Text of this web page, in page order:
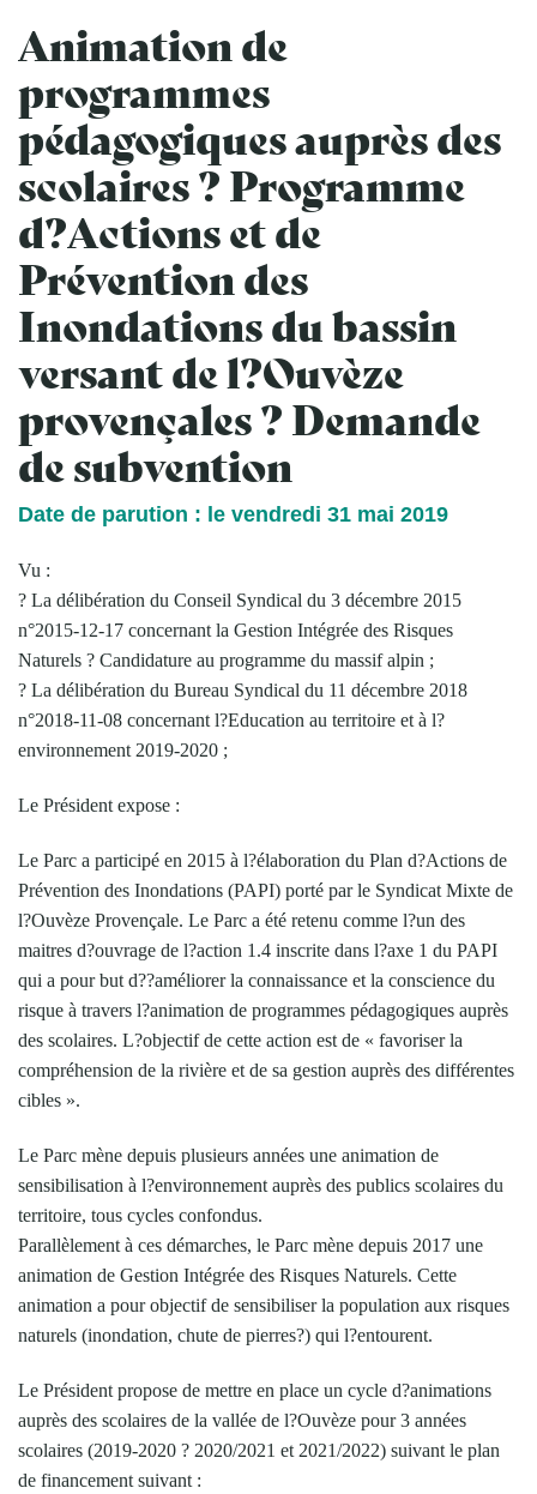
Animation de
programmes
pédagogiques auprès des
scolaires ? Programme
d?Actions et de
Prévention des
Inondations du bassin
versant de l?Ouvèze
provençales ? Demande
de subvention
Date de parution : le vendredi 31 mai 2019
Vu :
? La délibération du Conseil Syndical du 3 décembre 2015
n°2015-12-17 concernant la Gestion Intégrée des Risques
Naturels ? Candidature au programme du massif alpin ;
? La délibération du Bureau Syndical du 11 décembre 2018
n°2018-11-08 concernant l?Education au territoire et à l?
environnement 2019-2020 ;
Le Président expose :
Le Parc a participé en 2015 à l?élaboration du Plan d?Actions de
Prévention des Inondations (PAPI) porté par le Syndicat Mixte de
l?Ouvèze Provençale. Le Parc a été retenu comme l?un des
maitres d?ouvrage de l?action 1.4 inscrite dans l?axe 1 du PAPI
qui a pour but d??améliorer la connaissance et la conscience du
risque à travers l?animation de programmes pédagogiques auprès
des scolaires. L?objectif de cette action est de « favoriser la
compréhension de la rivière et de sa gestion auprès des différentes
cibles ».
Le Parc mène depuis plusieurs années une animation de
sensibilisation à l?environnement auprès des publics scolaires du
territoire, tous cycles confondus.
Parallèlement à ces démarches, le Parc mène depuis 2017 une
animation de Gestion Intégrée des Risques Naturels. Cette
animation a pour objectif de sensibiliser la population aux risques
naturels (inondation, chute de pierres?) qui l?entourent.
Le Président propose de mettre en place un cycle d?animations
auprès des scolaires de la vallée de l?Ouvèze pour 3 années
scolaires (2019-2020 ? 2020/2021 et 2021/2022) suivant le plan
de financement suivant :